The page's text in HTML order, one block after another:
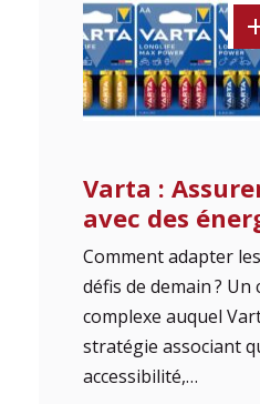
Varta :
avec des
Comment adapter
défis de demain ? Un
complexe auquel
stratégie associant
accessibilité,…